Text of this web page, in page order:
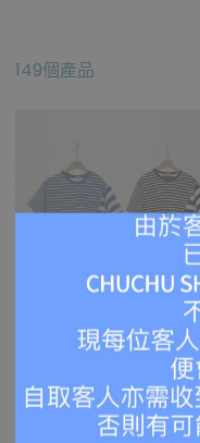
149個產品
Ru63 間條短袖 27/7
HKD $298.00
HKD $278.00